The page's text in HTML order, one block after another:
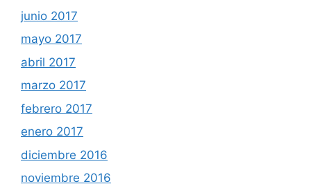
junio 2017
mayo 2017
abril 2017
marzo 2017
febrero 2017
enero 2017
diciembre 2016
noviembre 2016